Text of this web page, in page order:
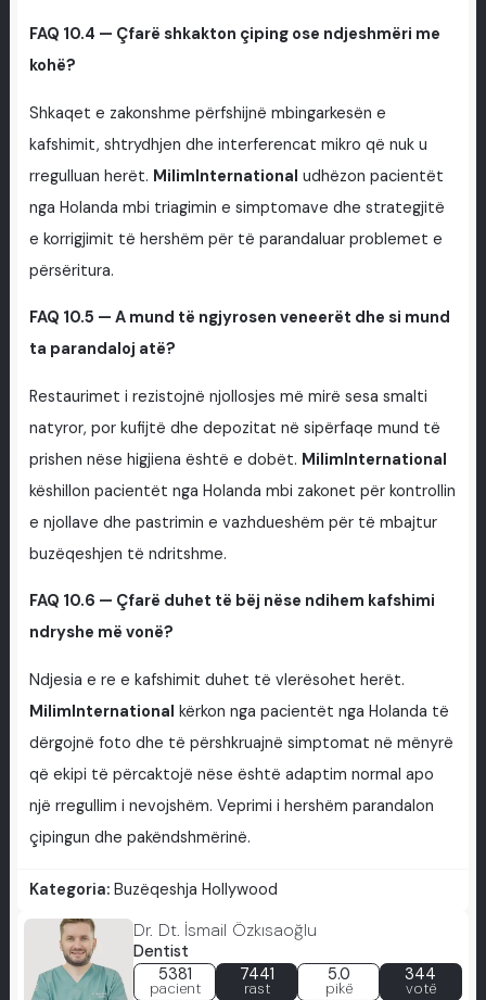
FAQ 10.4 — Çfarë shkakton çiping ose ndjeshmëri me
kohë?
Shkaqet e zakonshme përfshijnë mbingarkesën e
kafshimit, shtrydhjen dhe interferencat mikro që nuk u
rregulluan herët. MilimInternational udhëzon pacientët
nga Holanda mbi triagimin e simptomave dhe strategjitë
e korrigjimit të hershëm për të parandaluar problemet e
përsëritura.
FAQ 10.5 — A mund të ngjyrosen veneerët dhe si mund
ta parandaloj atë?
Restaurimet i rezistojnë njollosjes më mirë sesa smalti
natyror, por kufijtë dhe depozitat në sipërfaqe mund të
prishen nëse higjiena është e dobët. MilimInternational
këshillon pacientët nga Holanda mbi zakonet për kontrollin
e njollave dhe pastrimin e vazhdueshëm për të mbajtur
buzëqeshjen të ndritshme.
FAQ 10.6 — Çfarë duhet të bëj nëse ndihem kafshimi
ndryshe më vonë?
Ndjesia e re e kafshimit duhet të vlerësohet herët.
MilimInternational kërkon nga pacientët nga Holanda të
dërgojnë foto dhe të përshkruajnë simptomat në mënyrë
që ekipi të përcaktojë nëse është adaptim normal apo
një rregullim i nevojshëm. Veprimi i hershëm parandalon
çipingun dhe pakëndshmërinë.
Kategoria: Buzëqeshja Hollywood
Dr. Dt. İsmail Özkısaoğlu
Dentist
5381
pacient
7441
rast
5.0
pikë
344
votë